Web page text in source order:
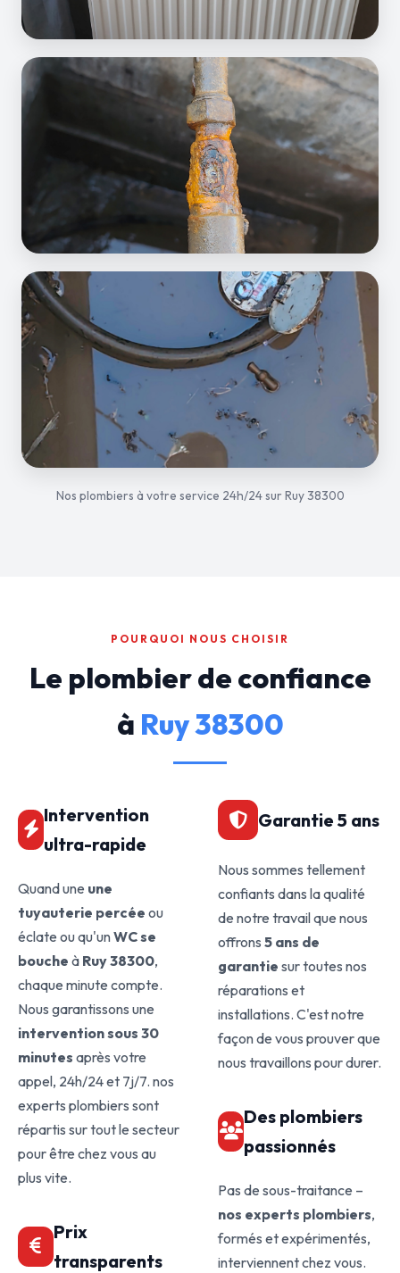
Nos plombiers à votre service 24h/24 sur Ruy 38300
POURQUOI NOUS CHOISIR
Le plombier de confiance
à Ruy 38300
Intervention
ultra-rapide
Quand une une
tuyauterie percée ou
éclate ou qu'unWC se
bouche à Ruy 38300,
chaque minute compte.
Nous garantissons une
intervention sous 30
minutes après votre
appel, 24h/24 et 7j/7. nos
experts plombiers sont
répartis sur tout le secteur
pour être chez vous au
plus vite.
Prix
transparents
Garantie 5 ans
Nous sommes tellement
confiants dans la qualité
de notre travail que nous
offrons 5 ans de
garantie sur toutes nos
réparations et
installations. C'est notre
façon de vous prouver que
nous travaillons pour durer.
Des plombiers
passionnés
Pas de sous-traitance –
nos experts plombiers,
formés et expérimentés,
interviennent chez vous.